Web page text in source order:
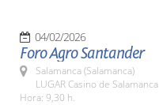
04/02/2026
Foro Agro Santander
Salamanca (Salamanca)
LUGAR Casino de Salamanca
Hora: 9,30 h.